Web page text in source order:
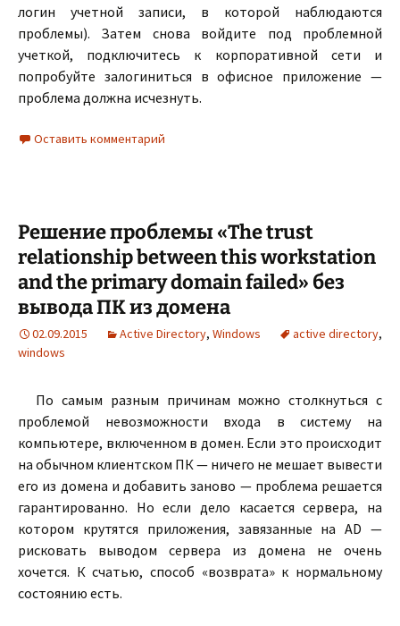
логин учетной записи, в которой наблюдаются
проблемы). Затем снова войдите под проблемной
учеткой, подключитесь к корпоративной сети и
попробуйте залогиниться в офисное приложение —
проблема должна исчезнуть.
Оставить комментарий
Решение проблемы «The trust
relationship between this workstation
and the primary domain failed» без
вывода ПК из домена
02.09.2015 Active Directory, Windows active directory,
windows
По самым разным причинам можно столкнуться с
проблемой невозможности входа в систему на
компьютере, включенном в домен. Если это происходит
на обычном клиентском ПК — ничего не мешает вывести
его из домена и добавить заново — проблема решается
гарантированно. Но если дело касается сервера, на
котором крутятся приложения, завязанные на AD —
рисковать выводом сервера из домена не очень
хочется. К счатью, способ «возврата» к нормальному
состоянию есть.